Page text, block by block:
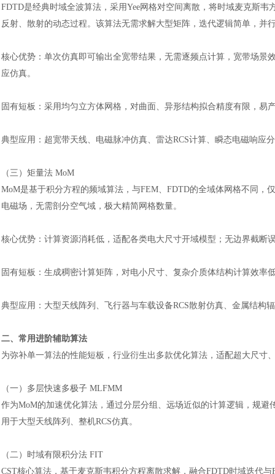
FDTD是经典时域全波算法，采用Yee网格对空间离散，将时域麦克斯
反射、散射的动态过程。该算法无需求解大型矩阵，迭代逻辑简单，并
核心优势：单次仿真即可输出全宽带结果，无需逐频点计算，宽带场
应仿真。
固有短板：采用均匀立方体网格，对曲面、异形结构拟合精度有限，
典型应用：超宽带天线、电磁脉冲仿真、雷达RCS计算、瞬态电磁响应
（三）矩量法 MoM
MoM是基于积分方程的频域算法，与FEM、FDTD的全域体网格不同
电磁场，无需剖分空气域，极大精简网格数量。
核心优势：计算资源消耗低，适配各类电大尺寸开域模型；无边界截
固有短板：生成稠密计算矩阵，对电小尺寸、复杂介质体结构计算效率
典型应用：大型天线阵列、飞行器与车载设备RCS散射仿真、金属结构
二、常用进阶辅助算法
为弥补单一算法的性能短板，行业衍生出多款优化算法，适配超大尺寸
（一）多层快速多极子 MLFMM
作为MoM的加速优化算法，通过分层分组、远场近似的计算逻辑，规
用于大型天线阵列、整机RCS仿真。
（二）时域有限积分法 FIT
CST核心算法，基于麦克斯韦积分方程离散求解，融合FDTD时域迭代